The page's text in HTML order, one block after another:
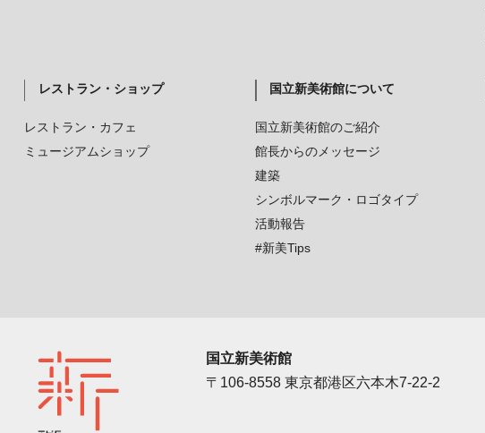
レストラン・ショップ
レストラン・カフェ
ミュージアムショップ
国立新美術館について
国立新美術館のご紹介
館長からのメッセージ
建築
シンボルマーク・ロゴタイプ
活動報告
#新美Tips
国立新美術館
〒106-8558 東京都港区六本木7-22-2